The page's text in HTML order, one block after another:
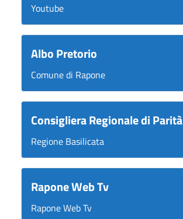
Youtube
Albo Pretorio
Comune di Rapone
Consigliera Regionale di Parità
Regione Basilicata
Rapone Web Tv
Rapone Web Tv